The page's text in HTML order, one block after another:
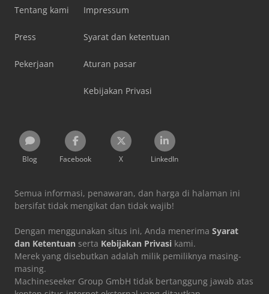
Tentang kami
Press
Pekerjaan
Impressum
Syarat dan ketentuan
Aturan pasar
Kebijakan Privasi
Blog Facebook X LinkedIn
Semua informasi, penawaran, dan harga di halaman ini
bersifat tidak mengikat dan tidak wajib!
Dengan menggunakan situs ini, Anda menerima Syarat
dan Ketentuan serta Kebijakan Privasi kami.
Merek yang disebutkan adalah milik pemiliknya masing-
masing.
Machineseeker Group GmbH tidak bertanggung jawab atas